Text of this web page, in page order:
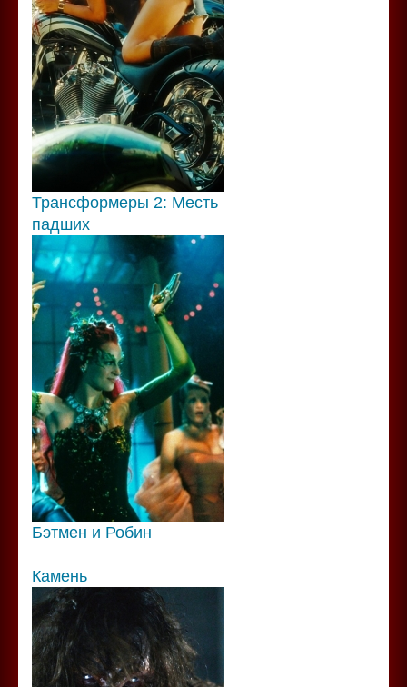
Трансформеры 2: Месть
падших
Бэтмен и Робин
Камень